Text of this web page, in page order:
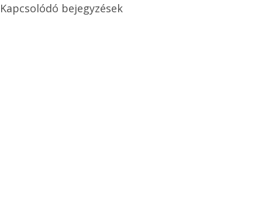
Kapcsolódó bejegyzések